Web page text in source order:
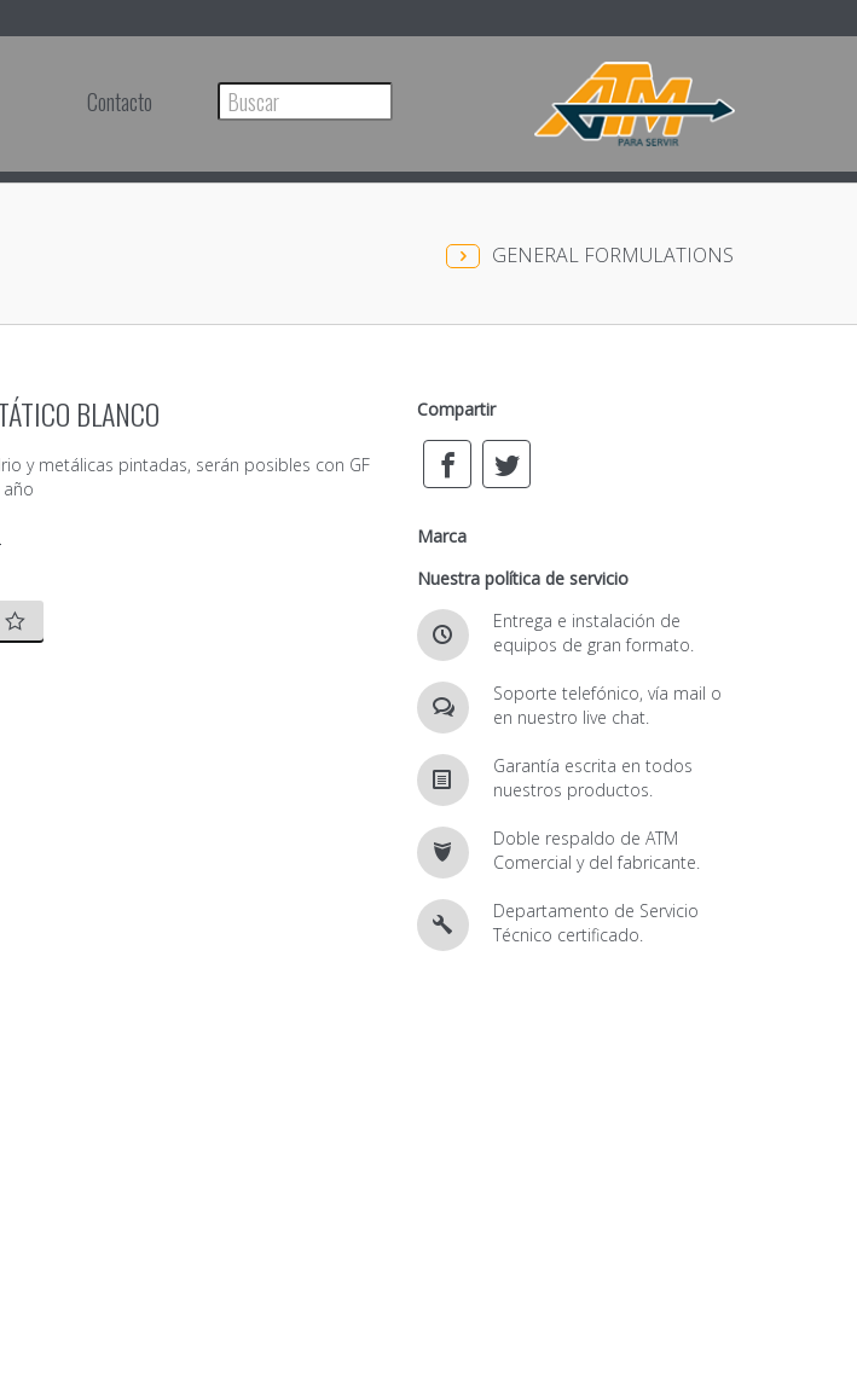
Contacto
GENERAL FORMULATIONS
BLANCO
y metálicas pintadas, serán posibles con GF
Compartir
Marca
Nuestra política de servicio
Entrega e instalación de
equipos de gran formato.
Soporte telefónico, vía mail o
en nuestro live chat.
Garantía escrita en todos
nuestros productos.
Doble respaldo de ATM
Comercial y del fabricante.
Departamento de Servicio
Técnico certificado.